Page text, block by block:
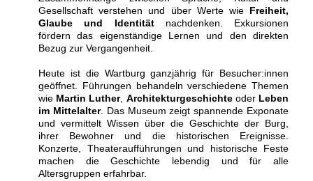
Gesellschaft verstehen und über Werte wie Freiheit,
Glaube und Identitätnachdenken. Exkursionen
fördern das eigenständige Lernen und den direkten
Bezug zur Vergangenheit.
Heute ist die Wartburg ganzjährig für Besucher:innen
geöffnet. Führungen behandeln verschiedene Themen
wie Martin Luther, Architekturgeschichteoder Leben
im Mittelalter. Das Museum zeigt spannende Exponate
und vermittelt Wissen über die Geschichte der Burg,
ihrer Bewohner und die historischen Ereignisse.
Konzerte, Theateraufführungen und historische Feste
machen die Geschichte lebendig und für alle
Altersgruppen erfahrbar.